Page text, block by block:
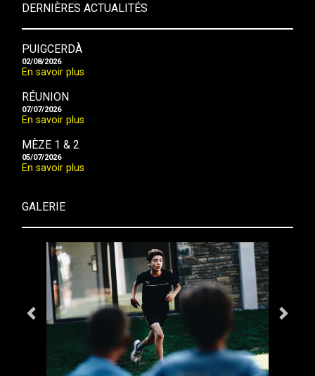
DERNIÈRES ACTUALITÉS
PUIGCERDÀ
02/08/2026
En savoir plus
RÉUNION
07/07/2026
En savoir plus
MÈZE 1 & 2
05/07/2026
En savoir plus
GALERIE